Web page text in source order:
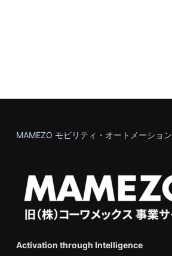
MAMEZO モビリティ・オートメーション
Activation through Intelligence